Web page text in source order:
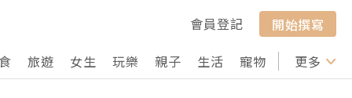
會員登記
開始撰寫
旅遊 女生 玩樂 親子 生活 寵物 行山 打卡
更多